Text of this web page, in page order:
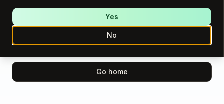
Please try again.
Try again
Go home
No
Yes